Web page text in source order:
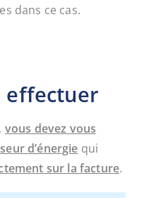
dans ce cas.
effectuer
vous devez vous
d’énergie qui
sur la facture.